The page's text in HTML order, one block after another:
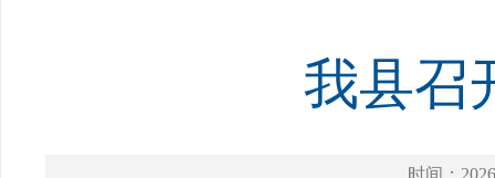
我县召
时间：